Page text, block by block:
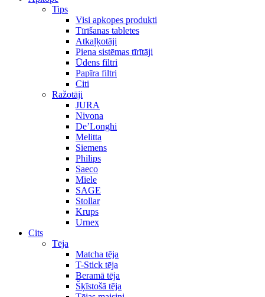
Tips
Visi apkopes produkti
Tīrīšanas tabletes
Atkaļķotāji
Piena sistēmas tīrītāji
Ūdens filtri
Papīra filtri
Citi
Ražotāji
JURA
Nivona
De’Longhi
Melitta
Siemens
Philips
Saeco
Miele
SAGE
Stollar
Krups
Urnex
Cits
Tēja
Matcha tēja
T-Stick tēja
Beramā tēja
Šķīstošā tēja